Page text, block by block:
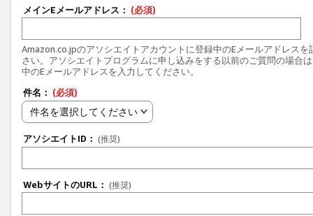
メインEメールアドレス： (必須)
Amazon.co.jpのアソシエイトアカウントに登録中のEメールアドレスを
さい。アソシエイトプログラムに申し込みをする以前のご質問の場合
中のEメールアドレスを入力してください。
件名： (必須)
件名を選択してください
アソシエイトID： (推奨)
WebサイトのURL： (推奨)